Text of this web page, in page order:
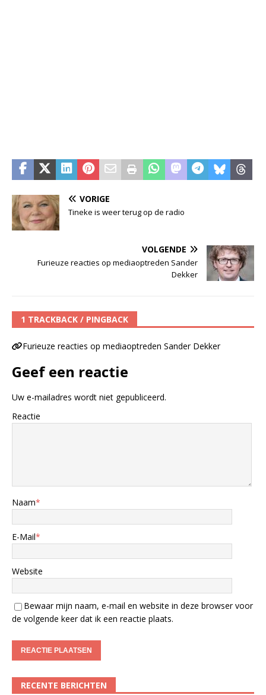
VORIGE
Tineke is weer terug op de radio
VOLGENDE
Furieuze reacties op mediaoptreden Sander
Dekker
1 TRACKBACK / PINGBACK
Furieuze reacties op mediaoptreden Sander Dekker
Geef een reactie
Uw e-mailadres wordt niet gepubliceerd.
Reactie
Naam*
E-Mail*
Website
Bewaar mijn naam, e-mail en website in deze browser voor
de volgende keer dat ik een reactie plaats.
RECENTE BERICHTEN